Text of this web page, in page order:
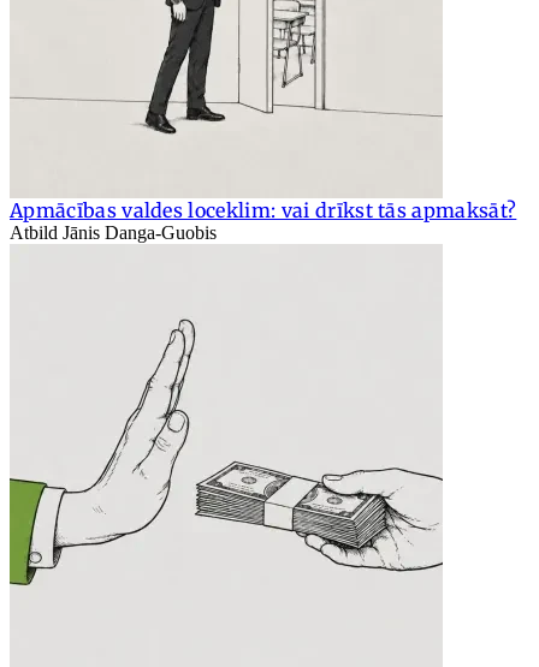
Apmācības valdes loceklim: vai drīkst tās apmaksāt?
Atbild Jānis Danga-Guobis